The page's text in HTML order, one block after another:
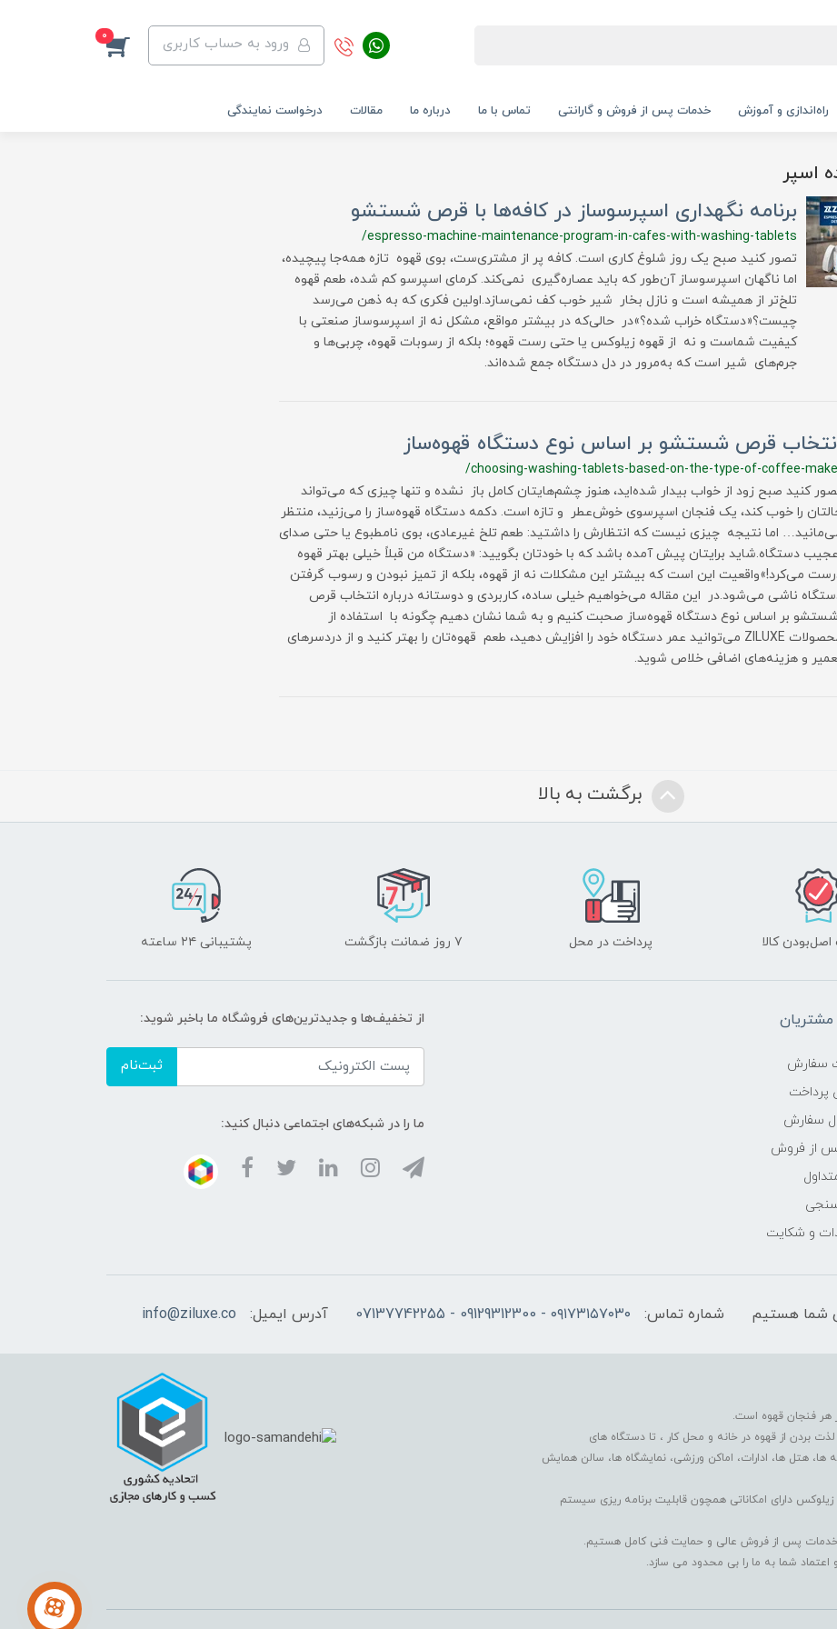
ورود به حساب کاربری 0
راه‌اندازی و آموزش خدمات پس از فروش و گارانتی تماس با ما درباره ما مقالات درخواست نمایندگی
اسپر
برنامه نگهداری اسپرسوساز در کافه‌ها با قرص شستشو
/espresso-machine-maintenance-program-in-cafes-with-washing-tablets
تصور کنید صبح یک روز شلوغ کاری است. کافه پر از مشتری‌ست، بوی قهوه تازه همه‌جا پیچیده،
اما ناگهان اسپرسوساز آن‌طور که باید عصاره‌گیری نمی‌کند. کرمای اسپرسو کم شده، طعم قهوه
تلخ‌تر از همیشه است و نازل بخار شیر خوب کف نمی‌سازد.اولین فکری که به ذهن می‌رسد
چیست؟«دستگاه خراب شده؟»در حالی‌که در بیشتر مواقع، مشکل نه از اسپرسوساز صنعتی با
کیفیت شماست و نه از قهوه زیلوکس یا حتی رست قهوه؛ بلکه از رسوبات قهوه، چربی‌ها و
جرم‌های شیر است که به‌مرور در دل دستگاه جمع شده‌اند.
قرص شستشو بر اساس نوع دستگاه قهوه‌ساز
/choosing-washing-tablets-based-on-the-type-of-coffee-
کنید صبح زود از خواب بیدار شده‌اید، هنوز چشم‌هایتان کامل باز نشده و تنها چیزی که می‌تواند
را خوب کند، یک فنجان اسپرسوی خوش‌عطر و تازه است. دکمه دستگاه قهوه‌ساز را می‌زنید، منتظر
اما نتیجه چیزی نیست که انتظارش را داشتید: طعم تلخ غیرعادی، بوی نامطبوع یا حتی صدای
عجیب دستگاه.شاید برایتان پیش آمده باشد که با خودتان بگویید: «دستگاه من قبلاً خیلی بهتر قهوه
می‌کرد!»واقعیت این است که بیشتر این مشکلات نه از قهوه، بلکه از تمیز نبودن و رسوب گرفتن
ناشی می‌شود.در این مقاله می‌خواهیم خیلی ساده، کاربردی و دوستانه درباره انتخاب قرص
شستشو بر اساس نوع دستگاه قهوه‌ساز صحبت کنیم و به شما نشان دهیم چگونه با استفاده از
محصولات ZILUXE می‌توانید عمر دستگاه خود را افزایش دهید، طعم قهوه‌تان را بهتر کنید و از دردسرهای
و هزینه‌های اضافی خلاص شوید.
برگشت به بالا
کالا پرداخت در محل ۷ روز ضمانت بازگشت پشتیبانی ۲۴ ساعته
مشتریان
سفارش
پرداخت
سفارش
از فروش
و شکایت
از تخفیف‌ها و جدیدترین‌های فروشگاه ما باخبر شوید:
ثبت‌نام
ما را در شبکه‌های اجتماعی دنبال کنید:
شماره تماس: ۰۹۱۷۳۱۵۷۰۳۰ - 09129312300 - 07137742255 آدرس ایمیل: info@ziluxe.co
هر فنجان قهوه است.
بردن از قهوه در خانه و محل کار ، تا دستگاه های
هتل ها، ادارات، اماکن ورزشی، نمایشگاه ها، سالن همایش
دارای امکاناتی همچون قابلیت برنامه ریزی سیستم
خدمات پس از فروش عالی و حمایت فنی کامل هستیم.
شما به ما را بی محدود می سازد.